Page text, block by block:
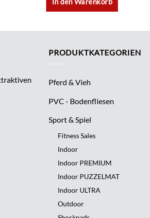
PRODUKTKATEGORIEN
Pferd & Vieh
PVC - Bodenfliesen
Sport & Spiel
Fitness Sales
Indoor
Indoor PREMIUM
Indoor PUZZELMAT
Indoor ULTRA
Outdoor